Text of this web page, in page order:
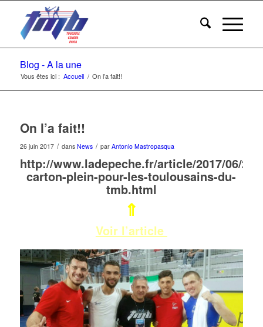
Blog - A la une
Vous êtes ici : Accueil / On l’a fait!!
On l’a fait!!
26 juin 2017 / dans News / par Antonio Mastropasqua
http://www.ladepeche.fr/article/2017/06/26/
carton-plein-pour-les-toulousains-du-
tmb.html
⇑
Voir l’article